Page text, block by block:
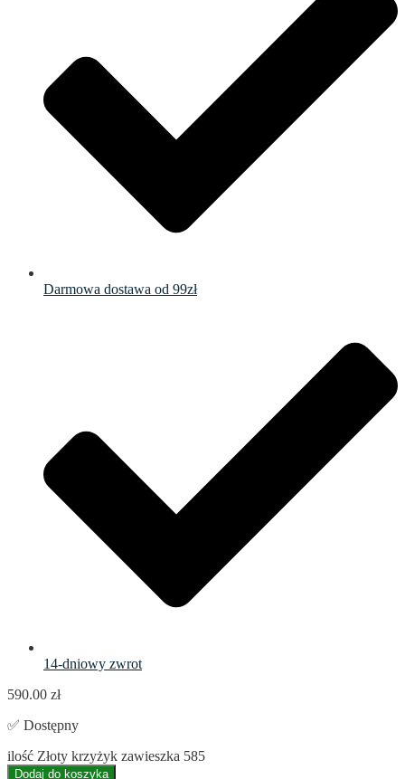
Darmowa dostawa od 99zł
14-dniowy zwrot
590.00 zł
✅ Dostępny
ilość Złoty krzyżyk zawieszka 585
Dodaj do koszyka